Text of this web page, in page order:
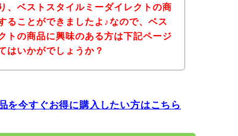
、ベストスタイルミーダイレクトの商
ることができましたよ♪なので、ベス
トの商品に興味のある方は下記ページ
はいかがでしょうか？
を今すぐお得に購入したい方はこちら